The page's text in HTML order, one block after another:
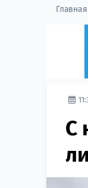
Главная
С